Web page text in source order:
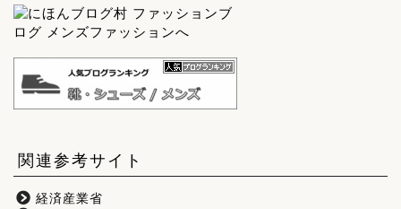
関連参考サイト
経済産業省